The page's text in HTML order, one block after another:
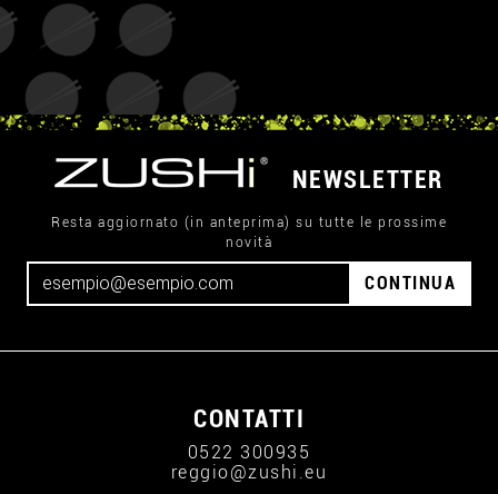
NEWSLETTER
Resta aggiornato (in anteprima) su tutte le prossime
novità
CONTINUA
CONTATTI
0522 300935
reggio@zushi.eu